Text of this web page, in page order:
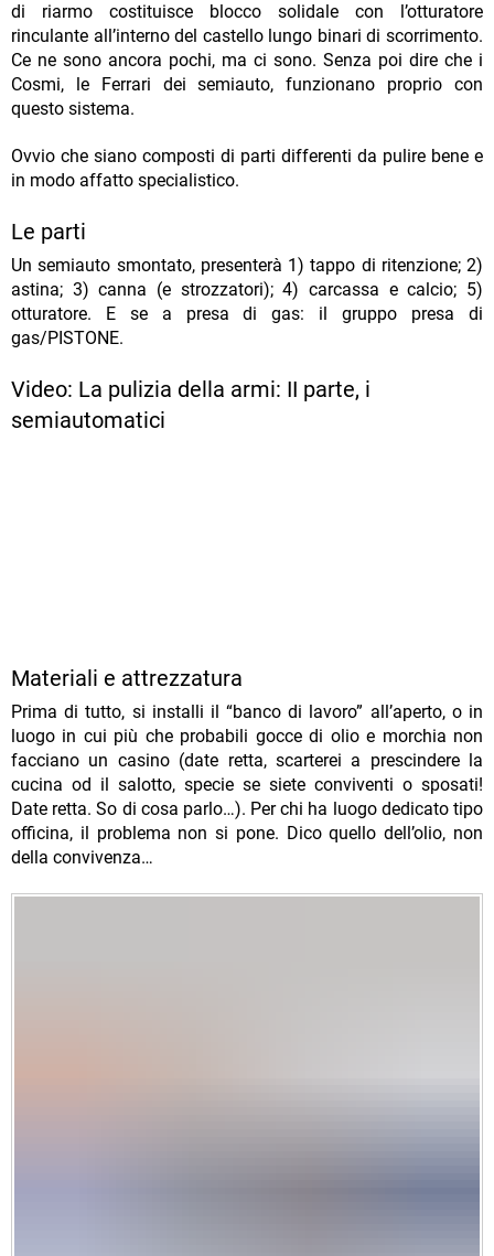
di riarmo costituisce blocco solidale con l’otturatore
rinculante all’interno del castello lungo binari di scorrimento.
Ce ne sono ancora pochi, ma ci sono. Senza poi dire che i
Cosmi, le Ferrari dei semiauto, funzionano proprio con
questo sistema.
Ovvio che siano composti di parti differenti da pulire bene e
in modo affatto specialistico.
Le parti
Un semiauto smontato, presenterà 1) tappo di ritenzione; 2)
astina; 3) canna (e strozzatori); 4) carcassa e calcio; 5)
otturatore. E se a presa di gas: il gruppo presa di
gas/PISTONE.
Video: La pulizia della armi: II parte, i
semiautomatici
Materiali e attrezzatura
Prima di tutto, si installi il “banco di lavoro” all’aperto, o in
luogo in cui più che probabili gocce di olio e morchia non
facciano un casino (date retta, scarterei a prescindere la
cucina od il salotto, specie se siete conviventi o sposati!
Date retta. So di cosa parlo…). Per chi ha luogo dedicato tipo
officina, il problema non si pone. Dico quello dell’olio, non
della convivenza…